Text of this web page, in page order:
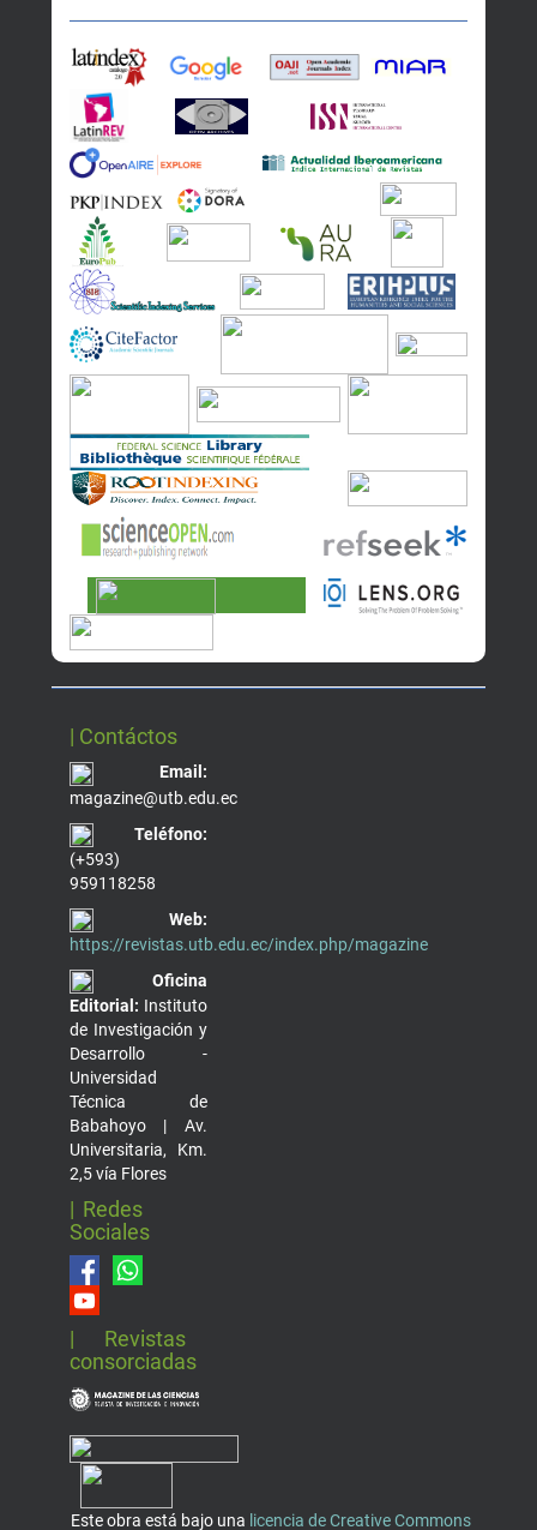
| Contáctos
Email:
magazine@utb.edu.ec
Teléfono:
(+593)
959118258
Web:
https://revistas.utb.edu.ec/index.php/magazine
Oficina
Editorial: Instituto
de Investigación y
Desarrollo -
Universidad
Técnica de
Babahoyo | Av.
Universitaria, Km.
2,5 vía Flores
| Redes
Sociales
| Revistas
consorciadas
Este obra está bajo una licencia de Creative Commons